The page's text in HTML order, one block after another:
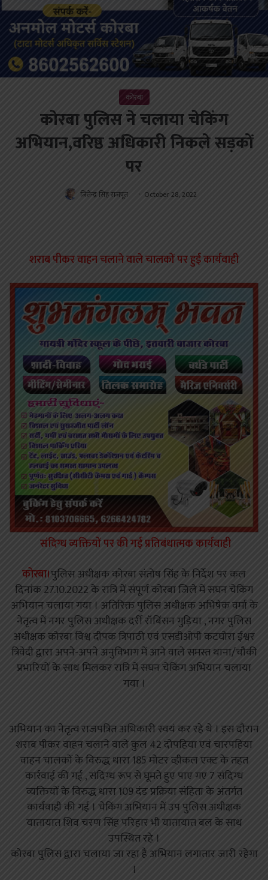
कोरबा
कोरबा पुलिस ने चलाया चेकिंग
अभियान,वरिष्ठ अधिकारी निकले सड़कों
पर
जितेन्द्र सिंह राजपूत October 28, 2022
शराब पीकर वाहन चलाने वाले चालकों पर हुई कार्यवाही
संदिग्ध व्यक्तियों पर की गई प्रतिबंधात्मक कार्यवाही
कोरबा।पुलिस अधीक्षक कोरबा संतोष सिंह के निर्देश पर कल
दिनांक 27.10.2022 के रात्रि में संपूर्ण कोरबा जिले में सघन चेकिंग
अभियान चलाया गया । अतिरिक्त पुलिस अधीक्षक अभिषेक वर्मा के
नेतृत्व में नगर पुलिस अधीक्षक दर्री रॉबिंसन गुड़िया , नगर पुलिस
अधीक्षक कोरबा विश्व दीपक त्रिपाठी एवं एसडीओपी कटघोरा ईश्वर
त्रिवेदी द्वारा अपने-अपने अनुविभाग में आने वाले समस्त थाना/चौकी
प्रभारियों के साथ मिलकर रात्रि में सघन चेकिंग अभियान चलाया
गया ।
अभियान का नेतृत्व राजपत्रित अधिकारी स्वयं कर रहे थे । इस दौरान
शराब पीकर वाहन चलाने वाले कुल 42 दोपहिया एवं चारपहिया
वाहन चालकों के विरुद्ध धारा 185 मोटर व्हीकल एक्ट के तहत
कार्रवाई की गई , संदिग्ध रूप से घूमते हुए पाए गए 7 संदिग्ध
व्यक्तियों के विरुद्ध धारा 109 दंड प्रक्रिया संहिता के अंतर्गत
कार्यवाही की गई । चेकिंग अभियान में उप पुलिस अधीक्षक
यातायात शिव चरण सिंह परिहार भी यातायात बल के साथ
उपस्थित रहे ।
कोरबा पुलिस द्वारा चलाया जा रहा है अभियान लगातार जारी रहेगा
।